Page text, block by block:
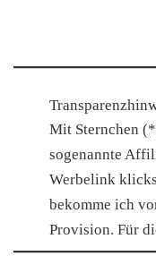
Mit Sternchen
sogenannte
Werbelink
bekomme ich
Provision. Für